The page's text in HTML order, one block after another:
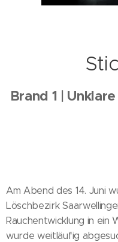
Brand 1 |
Am Abend des 14. Juni
Löschbezirk
Rauchentwicklung in ein
wurde weitläufig